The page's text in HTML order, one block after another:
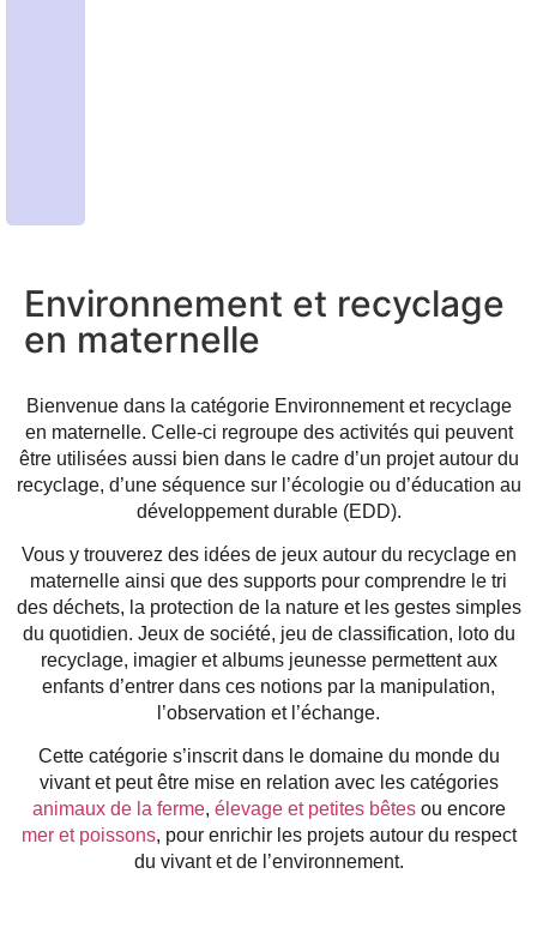
Environnement et recyclage
en maternelle
Bienvenue dans la catégorie Environnement et recyclage
en maternelle. Celle-ci regroupe des activités qui peuvent
être utilisées aussi bien dans le cadre d’un projet autour du
recyclage, d’une séquence sur l’écologie ou d’éducation au
développement durable (EDD).
Vous y trouverez des idées de jeux autour du recyclage en
maternelle ainsi que des supports pour comprendre le tri
des déchets, la protection de la nature et les gestes simples
du quotidien. Jeux de société, jeu de classification, loto du
recyclage, imagier et albums jeunesse permettent aux
enfants d’entrer dans ces notions par la manipulation,
l’observation et l’échange.
Cette catégorie s’inscrit dans le domaine du monde du
vivant et peut être mise en relation avec les catégories
animaux de la ferme, élevage et petites bêtesou encore
mer et poissons, pour enrichir les projets autour du respect
du vivant et de l’environnement.